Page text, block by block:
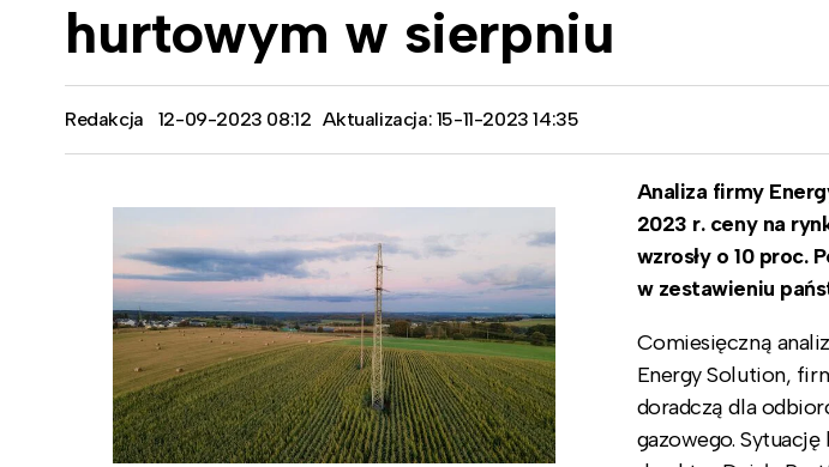
hurtowym w sierpniu
Redakcja 12-09-2023 08:12 Aktualizacja: 15-11-2023 14:35
Analiza firmy
2023 r. ceny na
wzrosły o 10 proc.
w zestawieniu
Comiesięczną
Energy Solution,
doradczą dla
gazowego.